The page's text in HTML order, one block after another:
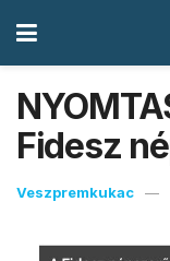
Fidesz
Veszpremkukac